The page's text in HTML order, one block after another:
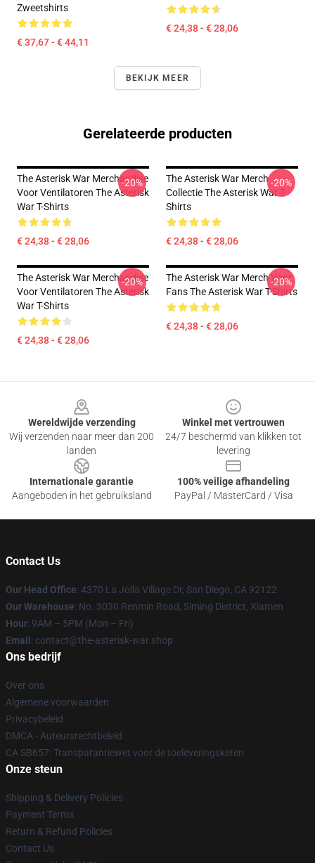
Zweetshirts
€ 37,67 - € 44,11
€ 24,38 - € 28,06
BEKIJK MEER
Gerelateerde producten
The Asterisk War Merchandise
Voor Ventilatoren The Asterisk
War T-Shirts
€ 24,38 - € 28,06
-20%
The Asterisk War Merch-
Collectie The Asterisk War T-
Shirts
€ 24,38 - € 28,06
-20%
The Asterisk War Merchandise
Voor Ventilatoren The Asterisk
War T-Shirts
€ 24,38 - € 28,06
-20%
The Asterisk War Merch Voor
Fans The Asterisk War T-Shirts
€ 24,38 - € 28,06
-20%
Wereldwijde verzending
Wij verzenden naar meer dan 200
landen
Winkel met vertrouwen
24/7 beschermd van klikken tot
levering
Internationale garantie
Aangeboden in het gebruiksland
100% veilige afhandeling
PayPal / MasterCard / Visa
Contact Us
Our Head Office: 4370 La Jolla Village Dr, San Diego, CA 92122
Our Warehouse: No. 3030 Renmin Road, Siming District, Xiamen
Hour: 9AM – 5PM (Mon – Fri)
Email : contact@the-asterisk-war.shop
Ons bedrijf
Over ons
Algemene voorwaarden
Privacybeleid
DMCA - Auteursrechtbeleid
CA SB657: Transparantiewet voor de toeleveringsketen
Onze steun
Shipping & Delivery Policies
Payment Terms
Return & Refund Policies
Contact Us